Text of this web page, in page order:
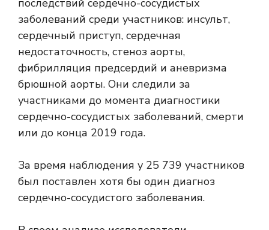
последствий сердечно-сосудистых
заболеваний среди участников: инсульт,
сердечный приступ, сердечная
недостаточность, стеноз аорты,
фибрилляция предсердий и аневризма
брюшной аорты. Они следили за
участниками до момента диагностики
сердечно-сосудистых заболеваний, смерти
или до конца 2019 года.
За время наблюдения у 25 739 участников
был поставлен хотя бы один диагноз
сердечно-сосудистого заболевания.